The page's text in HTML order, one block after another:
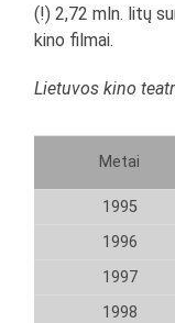
(!) 2,72 mln. litų
kino filmai.
Lietuvos kino
Metai
1995
1996
1997
1998